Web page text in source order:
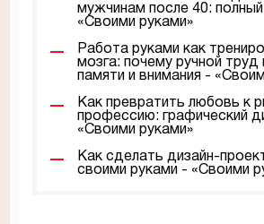
мужчинам после 40:
«Своими руками»
Работа руками как
мозга: почему ручной труд
памяти и внимания -
Как превратить любовь к
профессию: графический
«Своими руками»
Как сделать дизайн-
своими руками - «Своими